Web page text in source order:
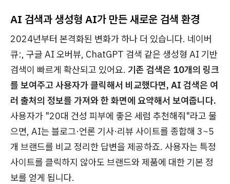
AI 검색과 생성형 AI가 만든 새로운 검색 환경
2024년부터 본격화된 변화가 하나 더 있습니다. 네이버
큐:, 구글 AI 오버뷰, ChatGPT 검색 같은 생성형 AI 기반
검색이 빠르게 확산되고 있어요. 기존 검색은 10개의 링크
를 보여주고 사용자가 클릭해서 비교했다면, AI 검색은 여
러 출처의 정보를 가져와 한 화면에 요약해서 보여줍니다.
사용자가 "20대 건성 피부에 좋은 세럼 추천해줘"라고 물
으면, AI는 블로그·언론 기사·리뷰 사이트를 종합해 3~5
개 브랜드를 비교 정리한 답변을 제공하죠. 사용자는 특정
사이트를 클릭하지 않아도 브랜드와 제품에 대한 기본 정
보를 얻게 됩니다.